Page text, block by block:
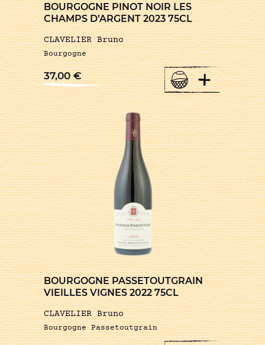
BOURGOGNE PINOT NOIR LES
CHAMPS D’ARGENT 2023 75CL
CLAVELIER Bruno
Bourgogne
37,00€ +
BOURGOGNE PASSETOUTGRAIN
VIEILLES VIGNES 2022 75CL
CLAVELIER Bruno
Bourgogne Passetoutgrain